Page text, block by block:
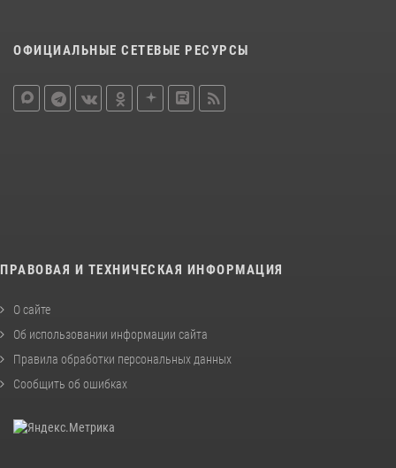
ОФИЦИАЛЬНЫЕ СЕТЕВЫЕ РЕСУРСЫ
ПРАВОВАЯ И ТЕХНИЧЕСКАЯ ИНФОРМАЦИЯ
О сайте
Об использовании информации сайта
Правила обработки персональных данных
Сообщить об ошибках